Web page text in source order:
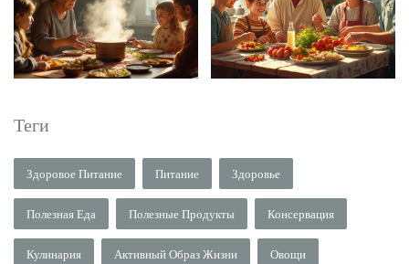
Теги
Здоровое Питание Питание Здоровье
Полезная Еда Полезные Продукты Консервация
Кулинария Активный Образ Жизни Овощи